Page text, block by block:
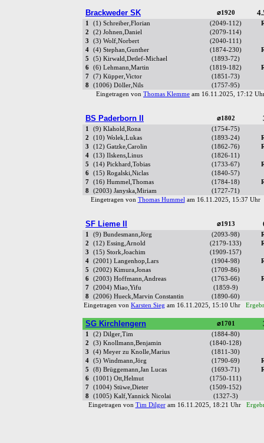
Brackweder SK ⌀1920
1 (1) Schreiber,Florian (2049-112)
2
(2) Johnen,Daniel
(2079-114)
3
(3) Wolf,Norbert
(2040-111)
4
(4) Stephan,Gunther (1874-230)
5
(5) Kirwald,Detlef-Michael
(1893-72)
6
(6) Lehmann,Martin (1819-182)
7
(7) Küpper,Victor
(1851-73)
8
(1006) Döller,Nils
(1757-95)
Eingetragen von Thomas Klemme am 16.11.2025, 17:12
BS Paderborn II ⌀1802
1 (9) Klahold,Rona
(1754-75)
2
(10) Wolek,Lukas (1893-24)
3
(12) Gatzke,Carolin (1862-76)
4
(13) Ilskens,Linus
(1826-11)
5
(14) Pickhard,Tobias (1733-67)
6
(15) Rogalski,Niclas
(1840-57)
7
(16) Hummel,Thomas (1784-18)
8
(2003) Janyska,Miriam
(1727-71)
Eingetragen von Thomas Hummelam 16.11.2025, 15:37
SF Lieme II ⌀1913
1 (9) Bundesmann,Jörg (2093-98)
2
(12) Essing,Arnold (2179-133)
3
(15) Stork,Joachim
(1909-157)
4
(2001) Langenhop,Lars (1904-98)
5
(2002) Kimura,Jonas
(1709-86)
6
(2003) Hoffmann,Andreas (1763-66)
7
(2004) Miao,Yifu
(1859-9)
8
(2006) Hueck,Marvin Constantin
(1890-60)
Eingetragen von Karsten Sieg am 16.11.2025, 15:10 Uhr
SG Kirchlengern ⌀1701
1 (2) Dilger,Tim
(1884-80)
2
(3) Knollmann,Benjamin
(1840-128)
3
(4) Meyer zu Knolle,Marius
(1811-30)
4
(5) Windmann,Jörg (1790-69)
5
(8) Brüggemann,Jan Lucas (1693-71)
6
(1001) Ott,Helmut
(1750-111)
7
(1004) Stüwe,Dieter
(1509-152)
8
(1005) Kalf,Yannick Nicolai
(1327-3)
Eingetragen von Tim Dilgeram 16.11.2025, 18:21 Uhr